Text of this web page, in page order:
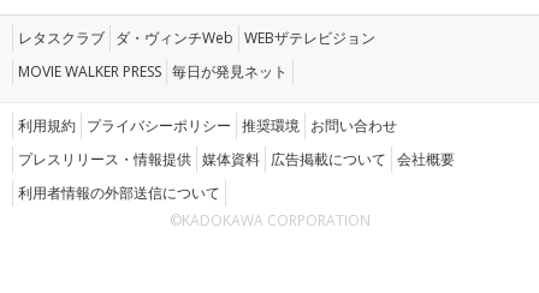
レタスクラブ ダ・ヴィンチWeb WEBザテレビジョン
MOVIE WALKER PRESS 毎日が発見ネット
利用規約 プライバシーポリシー 推奨環境 お問い合わせ
プレスリリース・情報提供 媒体資料 広告掲載について 会社概要
利用者情報の外部送信について
©KADOKAWA CORPORATION